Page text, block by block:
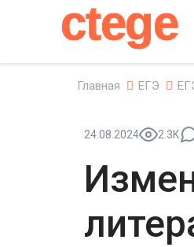
ctege
Главная ЕГЭ
24.08.2024 2.3K